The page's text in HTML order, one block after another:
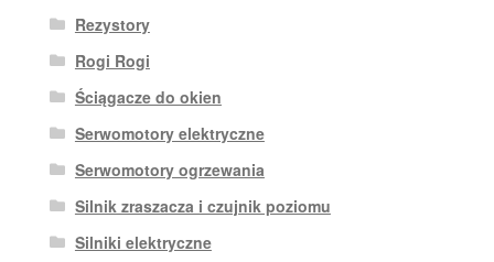
Rezystory
Rogi Rogi
Ściągacze do okien
Serwomotory elektryczne
Serwomotory ogrzewania
Silnik zraszacza i czujnik poziomu
Silniki elektryczne